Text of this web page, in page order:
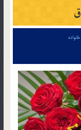
خانواده